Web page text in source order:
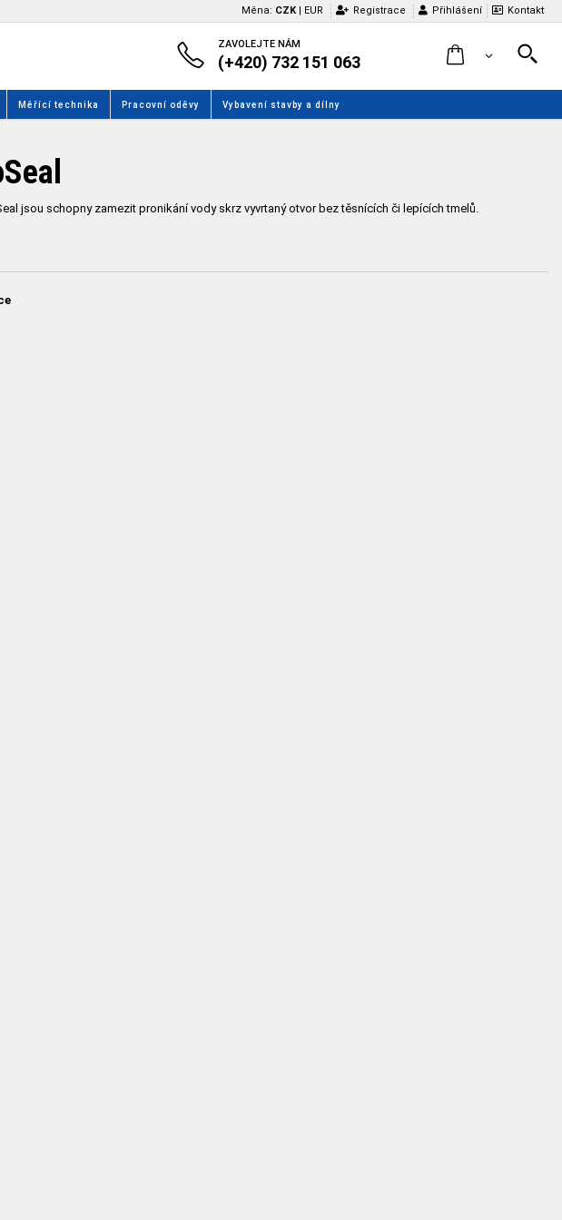
Měna: CZK | EUR Registrace Přihlášení Kontakt
ZAVOLEJTE NÁM
(+420) 732 151 063
Měřící technika Pracovní oděvy Vybavení stavby a dílny
jsou schopny zamezit pronikání vody skrz vyvrtaný otvor bez těsnících či lepících tmelů.